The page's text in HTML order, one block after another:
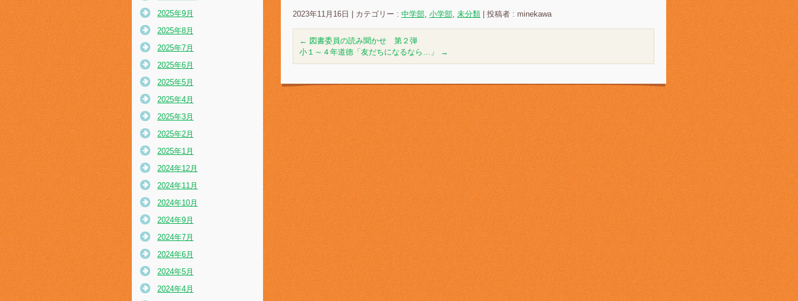
2023年11月16日 | カテゴリー : 中学部 小学部 未分類 | 投稿者 : minekawa
← 図書委員の読み聞かせ 第２弾
小１～４年道徳「友だちになるなら…」
→
2025年9月
2025年8月
2025年7月
2025年6月
2025年5月
2025年4月
2025年3月
2025年2月
2025年1月
2024年12月
2024年11月
2024年10月
2024年9月
2024年7月
2024年6月
2024年5月
2024年4月